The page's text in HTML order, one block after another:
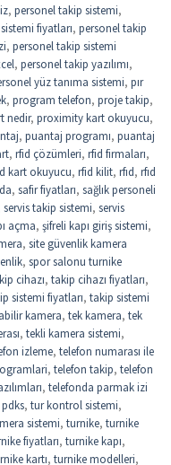
, personel takip sistemi,
fiyatları, personel takip
, personel takip sistemi
, personel takip yazılımı,
yüz tanıma sistemi, pır
, program telefon, proje takip,
nedir, proximity kart okuyucu,
, puantaj programı, puantaj
, rfid çözümleri, rfid firmaları,
kart okuyucu, rfid kilit, rfıd, rfıd
, safir fiyatları, sağlık personeli
servis takip sistemi, servis
açma, şifreli kapı giriş sistemi,
, site güvenlik kamera
, spor salonu turnike
cihazı, takip cihazı fiyatları,
sistemi fiyatları, takip sistemi
kamera, tek kamera, tek
, tekli kamera sistemi,
izleme, telefon numarası ile
, telefon takip, telefon
, telefonda parmak izi
, tur kontrol sistemi,
sistemi, turnike, turnike
fiyatları, turnike kapı,
kartı, turnike modelleri,